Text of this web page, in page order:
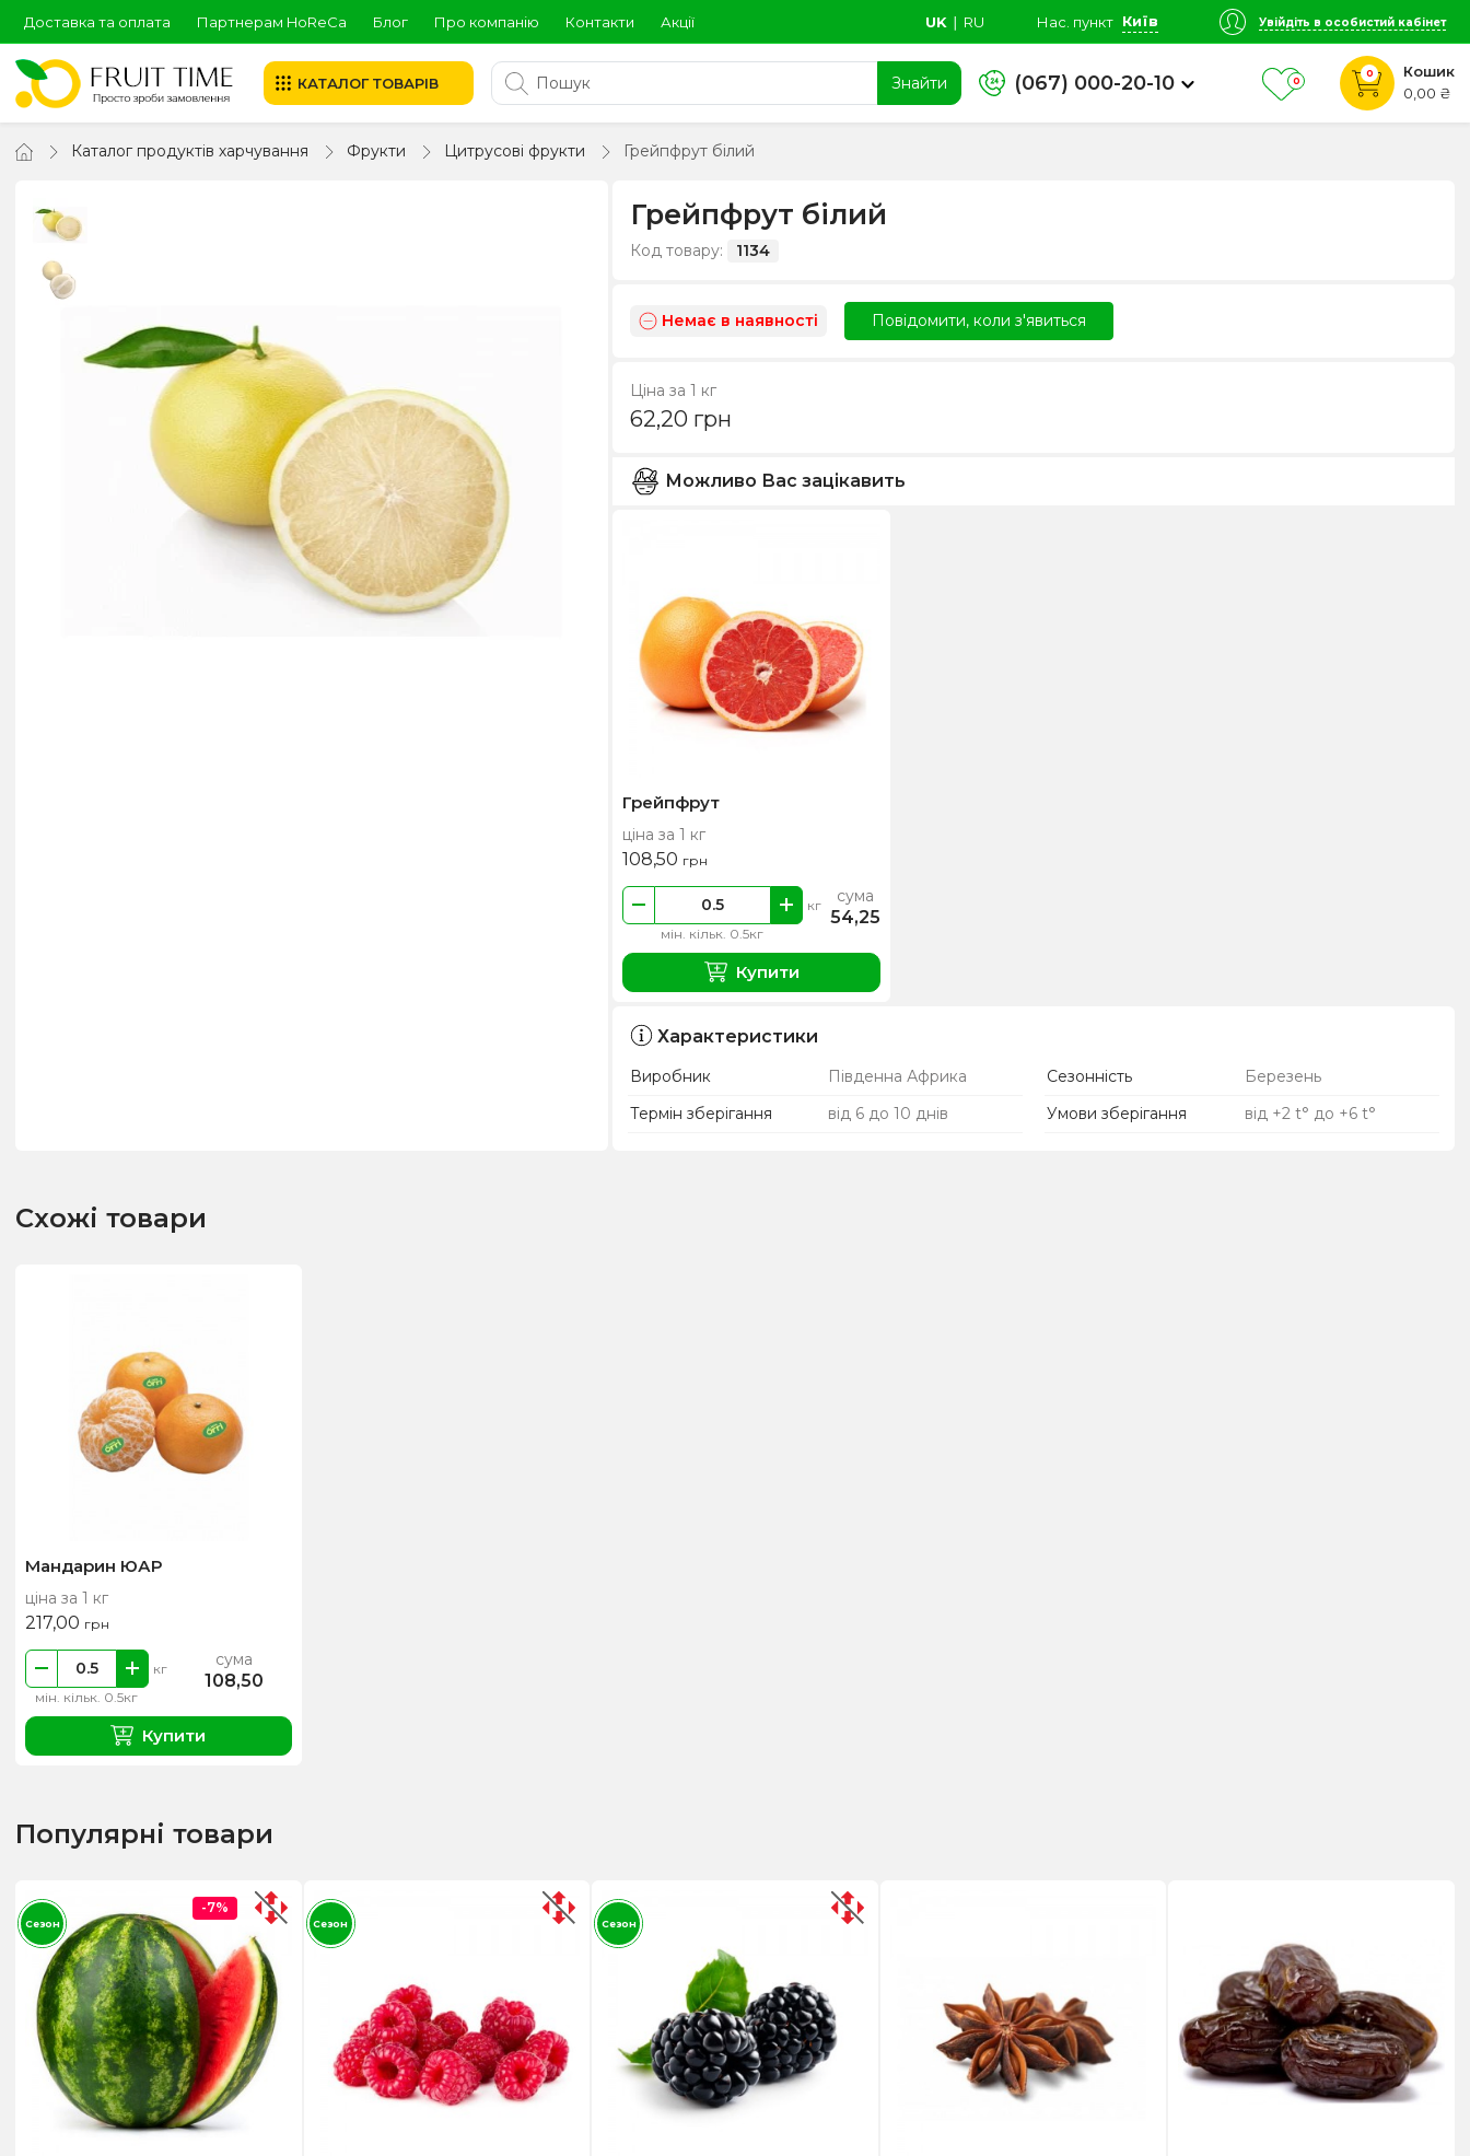
Доставка та оплата Партнерам HoReCa Блог Про компанію Контакти Акції UK ∣ RU Нас. пункт Київ Увійдіть в особистий кабінет
КАТАЛОГ ТОВАРІВ Знайти (067) 000-20-10 0
0
Кошик
0,00 ₴
Каталог продуктів харчування Фрукти Цитрусові фрукти Грейпфрут білий
Грейпфрут білий
Код товару: 1134
Немає в наявності Повідомити, коли з'явиться
Ціна за 1 кг
62,20 грн
Можливо Вас зацікавить
Грейпфрут
ціна за 1 кг
108,50 грн
мін. кільк. 0.5кг
кг сума
54,25
Купити
Характеристики
Виробник Південна Африка Сезонність
Березень
Термін зберігання
від 6 до 10 днів Умови зберігання від +2 t° до +6 t°
Схожі товари
Мандарин ЮАР
ціна за 1 кг
217,00 грн
мін. кільк. 0.5кг
кг сума
108,50
Купити
Популярні товари
-7%
Сезон Сезон Сезон